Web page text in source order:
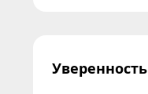
Уверенность